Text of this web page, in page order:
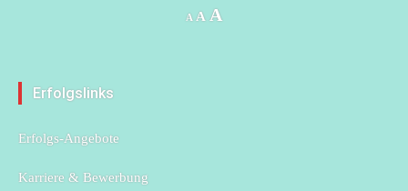
A Decrease
A Reset
A
Erfolgslinks
Erfolgs-Angebote
Karriere & Bewerbung